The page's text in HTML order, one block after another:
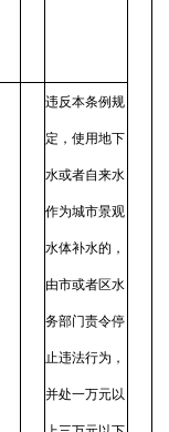
违反本条例规
定，使用地下
水或者自来水
作为城市景观
水体补水的，
由市或者区水
务部门责令停
止违法行为，
并处一万元以